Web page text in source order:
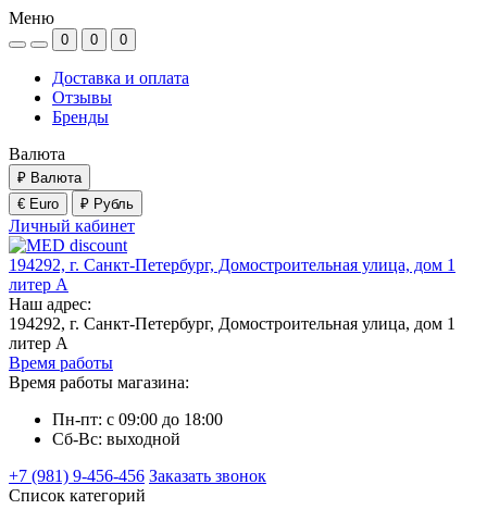
Меню
0 0 0
Доставка и оплата
Отзывы
Бренды
Валюта
₽ Валюта
€ Euro
₽ Рубль
Личный кабинет
194292, г. Санкт-Петербург, Домостроительная улица, дом 1
литер А
Наш адрес:
194292, г. Санкт-Петербург, Домостроительная улица, дом 1
литер А
Время работы
Время работы магазина:
Пн-пт: с 09:00 до 18:00
Сб-Вс: выходной
+7 (981) 9-456-456 Заказать звонок
Список категорий